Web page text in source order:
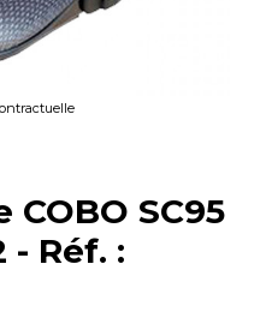
SC95
- Réf. :